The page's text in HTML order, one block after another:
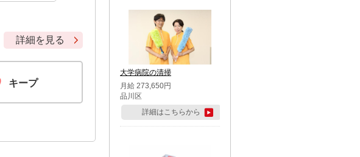
詳細を見る
キープ
大学病院の清掃
月給 273,650円
品川区
詳細はこちらから